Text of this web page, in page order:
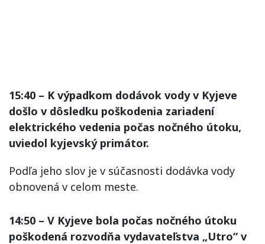
15:40 – K výpadkom dodávok vody v Kyjeve
došlo v dôsledku poškodenia zariadení
elektrického vedenia počas nočného útoku,
uviedol kyjevský primátor.
Podľa jeho slov je v súčasnosti dodávka vody
obnovená v celom meste.
14:50 – V Kyjeve bola počas nočného útoku
poškodená rozvodňa vydavateľstva „Utro“ v